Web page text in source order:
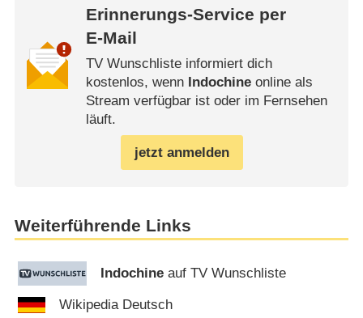
Erinnerungs-Service per
E-Mail
TV Wunschliste informiert dich
kostenlos, wenn Indochineonline als
Stream verfügbar ist oder im Fernsehen
läuft.
jetzt anmelden
Weiterführende Links
Indochine auf TV Wunschliste
Wikipedia Deutsch